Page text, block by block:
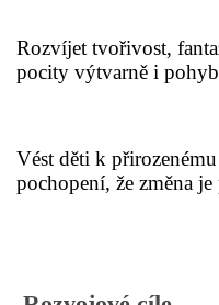
BÁSNĚ K TÉMATU JARO
Rozvíjet tvořivost,
pocity výtvarně i
Vést děti k
pochopení, že změna